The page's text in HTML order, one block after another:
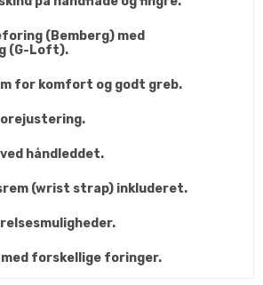
(Bemberg) med
(G-Loft).
for komfort og godt greb.
håndleddet.
(wrist strap) inkluderet.
med forskellige foringer.